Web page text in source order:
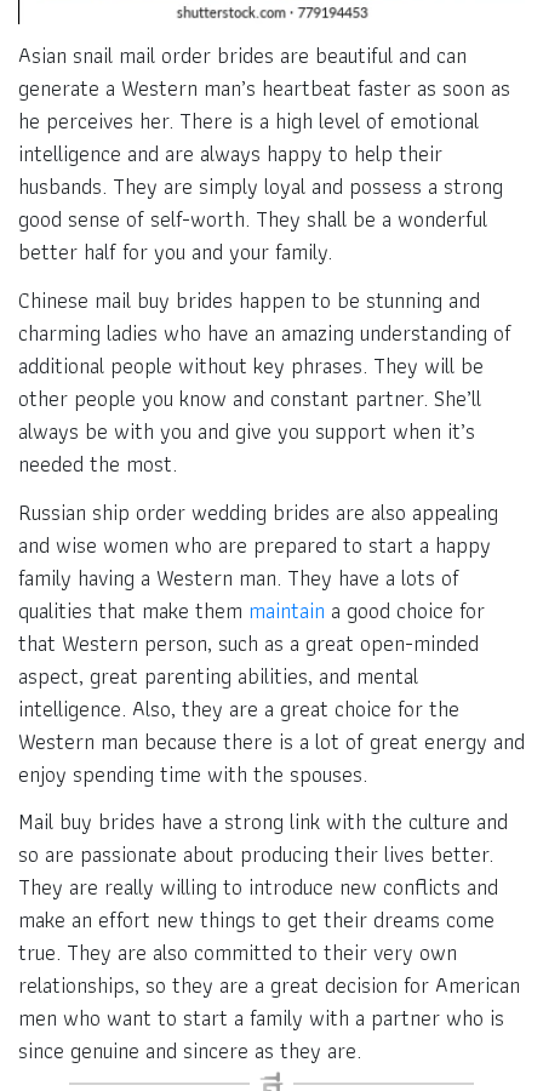
Asian snail mail order brides are beautiful and can
generate a Western man’s heartbeat faster as soon as
he perceives her. There is a high level of emotional
intelligence and are always happy to help their
husbands. They are simply loyal and possess a strong
good sense of self-worth. They shall be a wonderful
better half for you and your family.
Chinese mail buy brides happen to be stunning and
charming ladies who have an amazing understanding of
additional people without key phrases. They will be
other people you know and constant partner. She’ll
always be with you and give you support when it’s
needed the most.
Russian ship order wedding brides are also appealing
and wise women who are prepared to start a happy
family having a Western man. They have a lots of
qualities that make them maintain a good choice for
that Western person, such as a great open-minded
aspect, great parenting abilities, and mental
intelligence. Also, they are a great choice for the
Western man because there is a lot of great energy and
enjoy spending time with the spouses.
Mail buy brides have a strong link with the culture and
so are passionate about producing their lives better.
They are really willing to introduce new conflicts and
make an effort new things to get their dreams come
true. They are also committed to their very own
relationships, so they are a great decision for American
men who want to start a family with a partner who is
since genuine and sincere as they are.